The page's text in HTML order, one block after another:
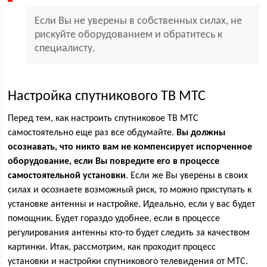
Если Вы не уверены в собственных силах, не
рискуйте оборудованием и обратитесь к
специалисту.
Настройка спутникового ТВ МТС
Перед тем, как настроить спутниковое ТВ МТС
самостоятельно еще раз все обдумайте. Вы должны
осознавать, что никто вам не компенсирует испорченное
оборудование, если Вы повредите его в процессе
самостоятельной установки. Если же Вы уверены в своих
силах и осознаете возможный риск, то можно приступать к
установке антенны и настройке. Идеально, если у вас будет
помощник. Будет гораздо удобнее, если в процессе
регулирования антенны кто-то будет следить за качеством
картинки. Итак, рассмотрим, как проходит процесс
установки и настройки спутникового телевидения от МТС.